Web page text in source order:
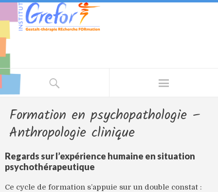
Formation en psychopathologie –
Anthropologie clinique
Regards sur l’expérience humaine en situation
psychothérapeutique
Ce cycle de formation s’appuie sur un double constat :